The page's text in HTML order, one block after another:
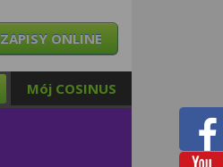
ZAPISY ONLINE
Mój COSINUS